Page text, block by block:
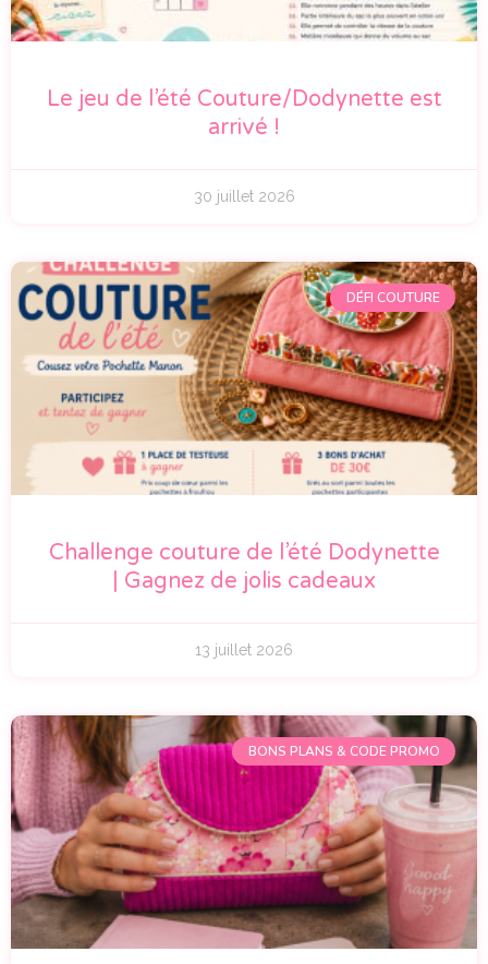
Le jeu de l’été Couture/Dodynette est
arrivé !
30 juillet 2026
DÉFI COUTURE
Challenge couture de l’été Dodynette
| Gagnez de jolis cadeaux
13 juillet 2026
BONS PLANS & CODE PROMO